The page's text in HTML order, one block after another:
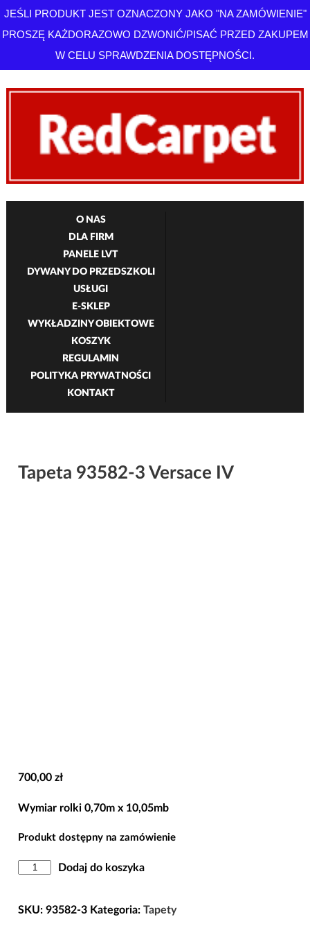
JEŚLI PRODUKT JEST OZNACZONY JAKO "NA ZAMÓWIENIE"
PROSZĘ KAŻDORAZOWO DZWONIĆ/PISAĆ PRZED ZAKUPEM
W CELU SPRAWDZENIA DOSTĘPNOŚCI.
O NAS
DLA FIRM
PANELE LVT
DYWANY DO PRZEDSZKOLI
USŁUGI
E-SKLEP
WYKŁADZINY OBIEKTOWE
KOSZYK
REGULAMIN
POLITYKA PRYWATNOŚCI
KONTAKT
Tapeta 93582-3 Versace IV
700,00 zł
Wymiar rolki 0,70m x 10,05mb
Produkt dostępny na zamówienie
ilość
93582-
Dodaj do koszyka
SKU: 93582-3 Kategoria: Tapety